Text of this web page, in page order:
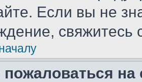
Если вы не
пожаловаться